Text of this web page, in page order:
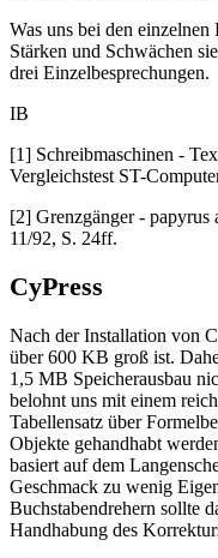
Was uns bei den
Stärken und Schwächen
drei Einzelbesprechungen.
IB
[1] Schreibmaschinen -
Vergleichstest ST-
[2] Grenzgänger -
11/92, S. 24ff.
CyPress
Nach der Installation von
über 600 KB groß ist.
1,5 MB Speicherausbau
belohnt uns mit einem
Tabellensatz über
Objekte gehandhabt
basiert auf dem
Geschmack zu wenig
Buchstabendrehern sollte
Handhabung des